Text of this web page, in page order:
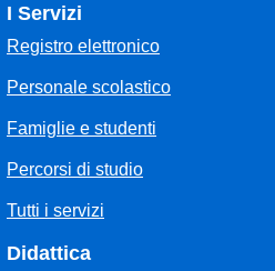
I Servizi
Registro elettronico
Personale scolastico
Famiglie e studenti
Percorsi di studio
Tutti i servizi
Didattica